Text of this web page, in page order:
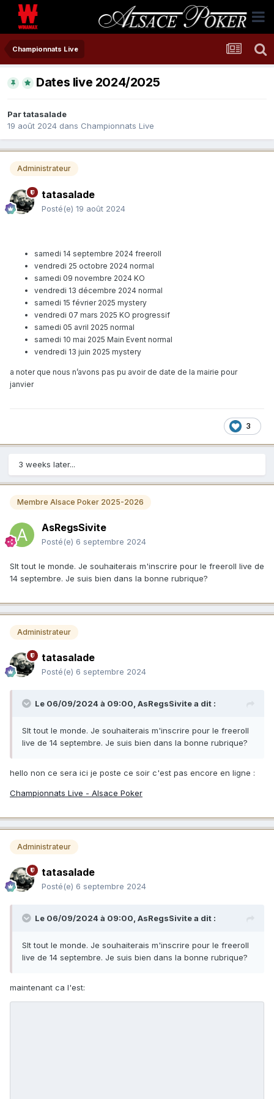
Championnats Live
Dates live 2024/2025
Partatasalade
19 août 2024 dans Championnats Live
Administrateur
tatasalade
Posté(e) 19 août 2024
samedi 14 septembre 2024 freeroll
vendredi 25 octobre 2024 normal
samedi 09 novembre 2024 KO
vendredi 13 décembre 2024 normal
samedi 15 février 2025 mystery
vendredi 07 mars 2025 KO progressif
samedi 05 avril 2025 normal
samedi 10 mai 2025 Main Event normal
vendredi 13 juin 2025 mystery
a noter que nous n’avons pas pu avoir de date de la mairie pour
janvier
3
3 weeks later...
Membre Alsace Poker 2025-2026
AsRegsSivite
Posté(e) 6 septembre 2024
Slt tout le monde. Je souhaiterais m'inscrire pour le freeroll live de
14 septembre. Je suis bien dans la bonne rubrique?
Administrateur
tatasalade
Posté(e) 6 septembre 2024
Le 06/09/2024 à 09:00, AsRegsSivitea dit :
Slt tout le monde. Je souhaiterais m'inscrire pour le freeroll
live de 14 septembre. Je suis bien dans la bonne rubrique?
hello non ce sera ici je poste ce soir c'est pas encore en ligne :
Championnats Live - Alsace Poker
Administrateur
tatasalade
Posté(e) 6 septembre 2024
Le 06/09/2024 à 09:00, AsRegsSivitea dit :
Slt tout le monde. Je souhaiterais m'inscrire pour le freeroll
live de 14 septembre. Je suis bien dans la bonne rubrique?
maintenant ca l'est: